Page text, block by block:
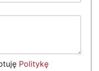
Politykę